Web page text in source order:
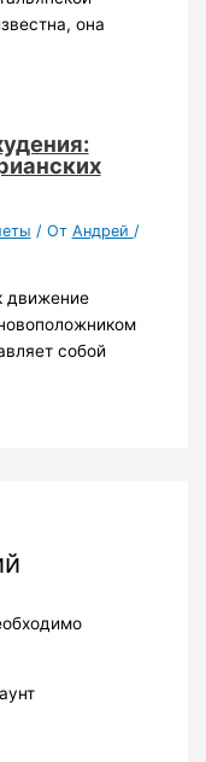
она
/ От Андрей /
движение
собой